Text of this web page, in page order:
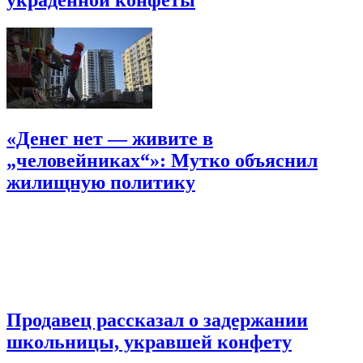
«Денег нет — живите в
„человейниках“»: Мутко объяснил
жилищную политику
Продавец рассказал о задержании
школьницы, укравшей конфету